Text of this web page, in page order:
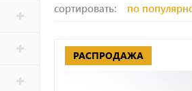
сортировать:
РАСПРОДАЖА